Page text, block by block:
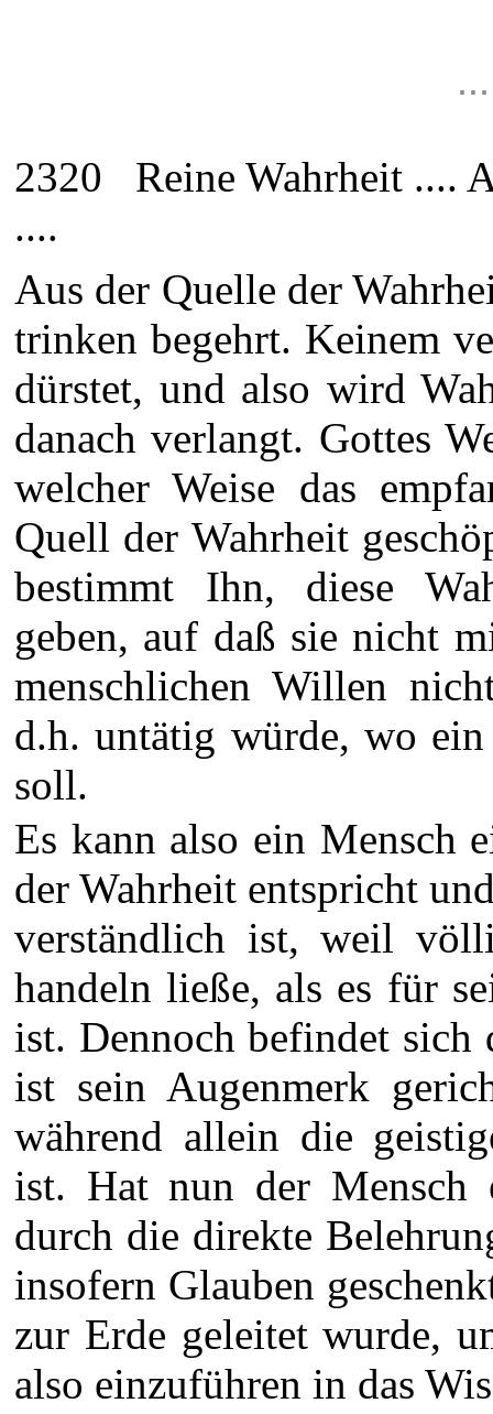
2320 Reine Wahrheit ....
....
Aus der Quelle der
trinken begehrt. Keinem
dürstet, und also wird
danach verlangt. Gottes
welcher Weise das
Quell der Wahrheit
bestimmt Ihn, diese
geben, auf daß sie nicht
menschlichen Willen
d.h. untätig würde, wo
soll.
Es kann also ein Mensch
der Wahrheit entspricht
verständlich ist, weil
handeln ließe, als es für
ist. Dennoch befindet
ist sein Augenmerk
während allein die
ist. Hat nun der Mensch
durch die direkte
insofern Glauben
zur Erde geleitet wurde,
also einzuführen in das